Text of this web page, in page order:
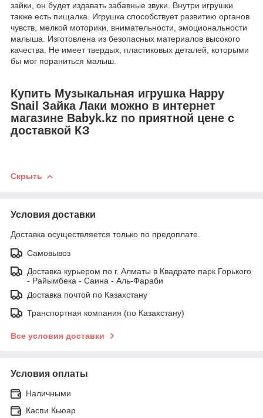
зайки, он будет издавать забавные звуки. Внутри игрушки
также есть пищалка. Игрушка способствует развитию органов
чувств, мелкой моторики, внимательности, эмоциональности
малыша. Изготовлена из безопасных материалов высокого
качества. Не имеет твердых, пластиковых деталей, которыми
бы мог пораниться малыш.
Купить Музыкальная игрушка Happy
Snail Зайка Лаки можно в интернет
магазине Babyk.kz по приятной цене с
доставкой КЗ
Скрыть
Условия доставки
Доставка осуществляется только по предоплате.
Самовывоз
Доставка курьером по г. Алматы в Квадрате парк Горького
- Райымбека - Саина - Аль-Фараби
Доставка почтой по Казахстану
Транспортная компания (по Казахстану)
Все условия доставки
Условия оплаты
Наличными
Каспи Кьюар